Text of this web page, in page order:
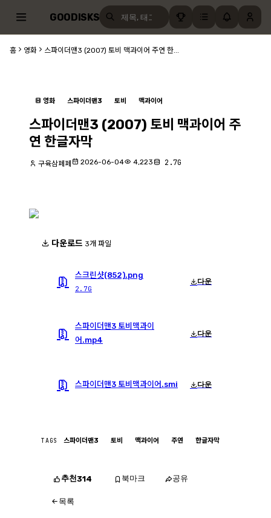
GOODISKS
홈 영화 스파이더맨3 (2007) 토비 맥과이어 주연 한...
영화 스파이더맨3 토비 맥과이어
스파이더맨3 (2007) 토비 맥과이어 주
연 한글자막
구육삼페페 2026-06-04 4,223 2.7G
다운로드 3개 파일
스크린샷(852).png
2.7G
다운
스파이더맨3 토비맥과이
어.mp4
다운
스파이더맨3 토비맥과이어.smi 다운
TAGS 스파이더맨3 토비 맥과이어 주연 한글자막
추천314 북마크 공유
목록